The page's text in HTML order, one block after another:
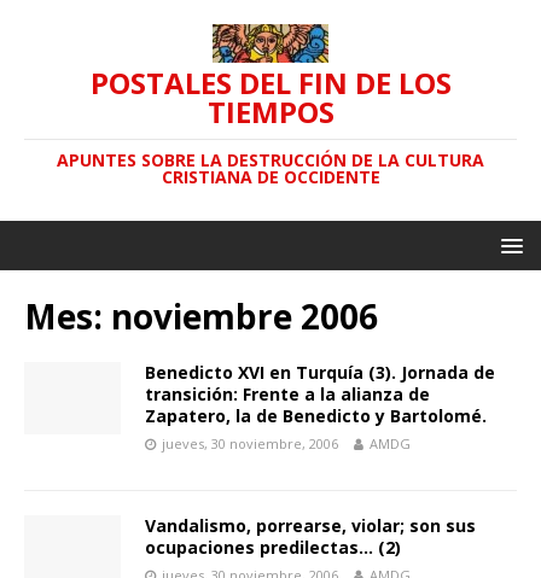
POSTALES DEL FIN DE LOS
TIEMPOS
APUNTES SOBRE LA DESTRUCCIÓN DE LA CULTURA
CRISTIANA DE OCCIDENTE
Mes: noviembre 2006
Benedicto XVI en Turquía (3). Jornada de
transición: Frente a la alianza de
Zapatero, la de Benedicto y Bartolomé.
jueves, 30 noviembre, 2006 AMDG
Vandalismo, porrearse, violar; son sus
ocupaciones predilectas… (2)